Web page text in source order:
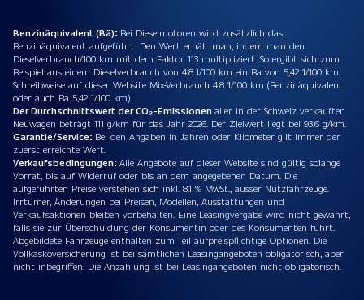
Benzinäquivalent (Bä): Bei Dieselmotoren wird zusätzlich das
Benzinäquivalent aufgeführt. Den Wert erhält man, indem man den
Dieselverbrauch/100 km mit dem Faktor 113 multipliziert. So ergibt sich zum
Beispiel aus einem Dieselverbrauch von 4,8 l/100 km ein Ba von 5,42 1/100 km.
Schreibweise auf dieser Website Mix-Verbrauch 4,8 1/100 km (Benzinäquivalent
oder auch Ba 5,42 1/100 km).
Der Durchschnittswert der CO₂-Emissionenaller in der Schweiz verkauften
Neuwagen beträgt 111 g/km für das Jahr 2026. Der Zielwert liegt bei 93.6 g/km.
Garantie/Service: Bei den Angaben in Jahren oder Kilometer gilt immer der
zuerst erreichte Wert.
Verkaufsbedingungen: Alle Angebote auf dieser Website sind gültig solange
Vorrat, bis auf Widerruf oder bis an dem angegebenen Datum. Die
aufgeführten Preise verstehen sich inkl. 8.1 % MwSt., ausser Nutzfahrzeuge.
Irrtümer, Änderungen bei Preisen, Modellen, Ausstattungen und
Verkaufsaktionen bleiben vorbehalten. Eine Leasingvergabe wird nicht gewährt,
falls sie zur Überschuldung der Konsumentin oder des Konsumenten führt.
Abgebildete Fahrzeuge enthalten zum Teil aufpreispflichtige Optionen. Die
Vollkaskoversicherung ist bei sämtlichen Leasingangeboten obligatorisch, aber
nicht inbegriffen. Die Anzahlung ist bei Leasingangeboten nicht obligatorisch.